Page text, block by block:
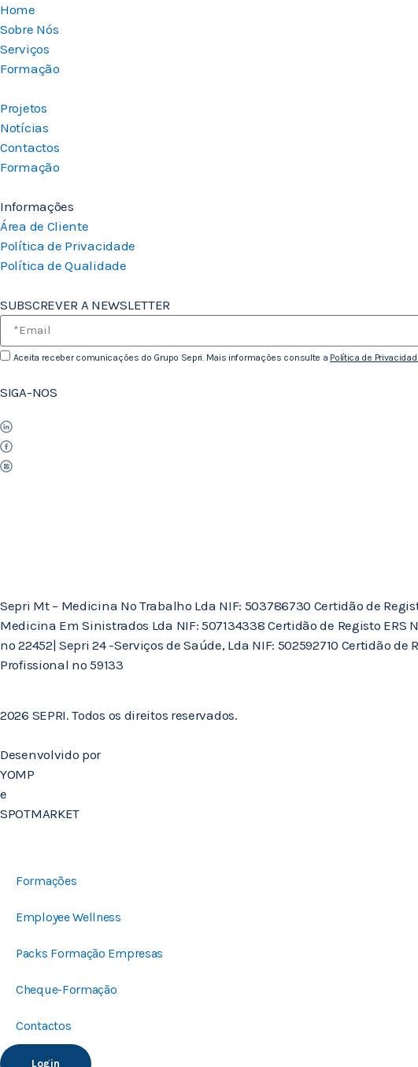
Home
Sobre Nós
Serviços
Formação
Projetos
Notícias
Contactos
Formação
Informações
Área de Cliente
Política de Privacidade
Política de Qualidade
SUBSCREVER A NEWSLETTER
Aceita receber comunicações do Grupo Sepri. Mais informações consulte a Política de
SIGA-NOS
Sepri Mt – Medicina No Trabalho Lda NIF: 503786730 Certidão de
Medicina Em Sinistrados Lda NIF: 507134338 Certidão de Registo
nº 22452| Sepri 24 -Serviços de Saúde, Lda NIF: 502592710 Certidão
Profissional nº 59133
2026 SEPRI. Todos os direitos reservados.
Desenvolvido por
YOMP
e
SPOTMARKET
Formações
Employee Wellness
Packs Formação Empresas
Cheque-Formação
Contactos
Login